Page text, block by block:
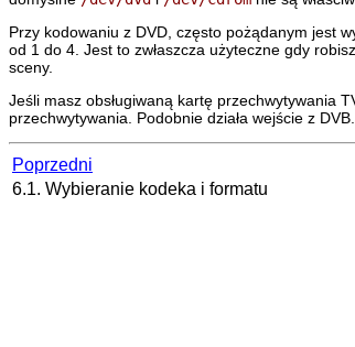
Przy kodowaniu z DVD, często pożądanym jest
od 1 do 4. Jest to zwłaszcza użyteczne gdy
sceny.
Jeśli masz obsługiwaną kartę przechwytywania
przechwytywania. Podobnie działa wejście z DVB.
Poprzedni
6.1. Wybieranie kodeka i formatu